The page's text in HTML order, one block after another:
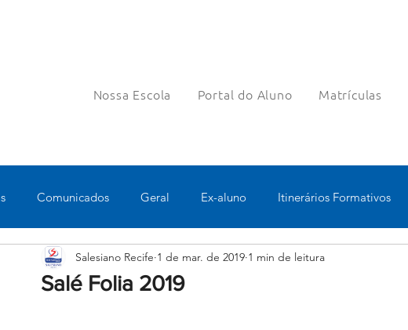
Nossa Escola Portal do Aluno Matrículas
Comunicados Geral Ex-aluno Itinerários Formativos
Fundamental II Ensino Médio Pastoral Esportes
Salé Folia 2019
Salesiano Recife 1 de mar. de 2019 1 min de leitura